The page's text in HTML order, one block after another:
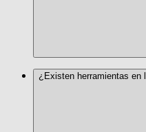
¿Existen herramientas en